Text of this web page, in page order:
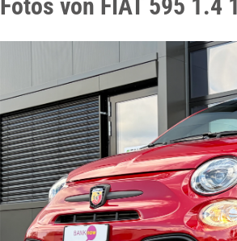
Fotos von FIAT 595 1.4